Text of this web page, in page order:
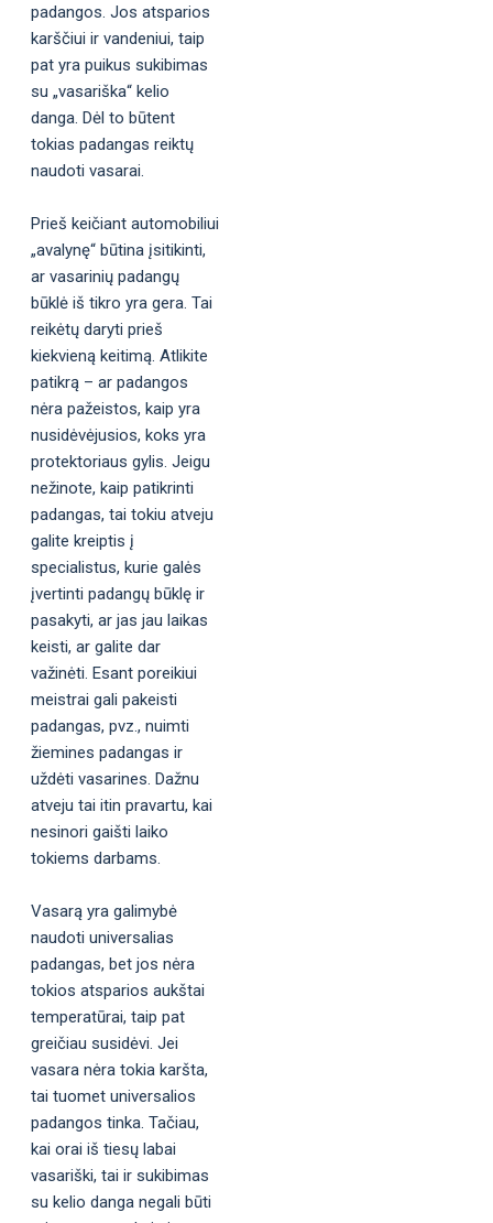
padangos. Jos atsparios
karščiui ir vandeniui, taip
pat yra puikus sukibimas
su „vasariška“ kelio
danga. Dėl to būtent
tokias padangas reiktų
naudoti vasarai.
Prieš keičiant automobiliui
„avalynę“ būtina įsitikinti,
ar vasarinių padangų
būklė iš tikro yra gera. Tai
reikėtų daryti prieš
kiekvieną keitimą. Atlikite
patikrą – ar padangos
nėra pažeistos, kaip yra
nusidėvėjusios, koks yra
protektoriaus gylis. Jeigu
nežinote, kaip patikrinti
padangas, tai tokiu atveju
galite kreiptis į
specialistus, kurie galės
įvertinti padangų būklę ir
pasakyti, ar jas jau laikas
keisti, ar galite dar
važinėti. Esant poreikiui
meistrai gali pakeisti
padangas, pvz., nuimti
žiemines padangas ir
uždėti vasarines. Dažnu
atveju tai itin pravartu, kai
nesinori gaišti laiko
tokiems darbams.
Vasarą yra galimybė
naudoti universalias
padangas, bet jos nėra
tokios atsparios aukštai
temperatūrai, taip pat
greičiau susidėvi. Jei
vasara nėra tokia karšta,
tai tuomet universalios
padangos tinka. Tačiau,
kai orai iš tiesų labai
vasariški, tai ir sukibimas
su kelio danga negali būti